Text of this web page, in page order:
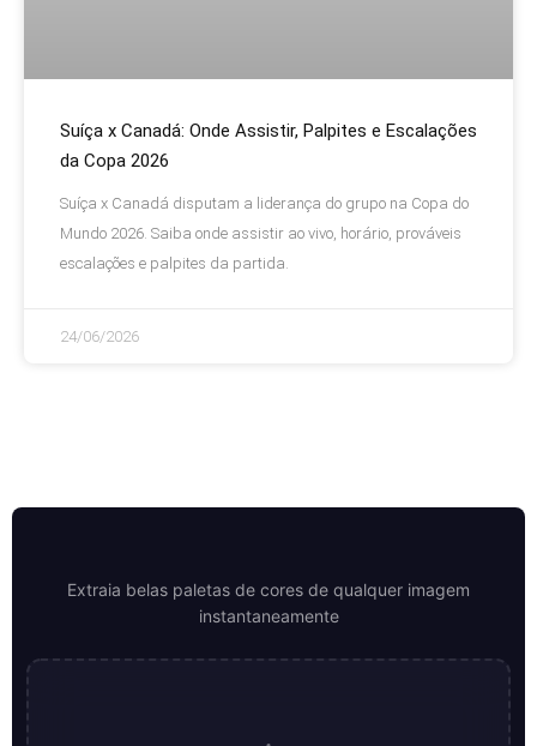
Suíça x Canadá: Onde Assistir, Palpites e Escalações
da Copa 2026
Suíça x Canadá disputam a liderança do grupo na Copa do
Mundo 2026. Saiba onde assistir ao vivo, horário, prováveis
escalações e palpites da partida.
24/06/2026
Extraia belas paletas de cores de qualquer imagem
instantaneamente